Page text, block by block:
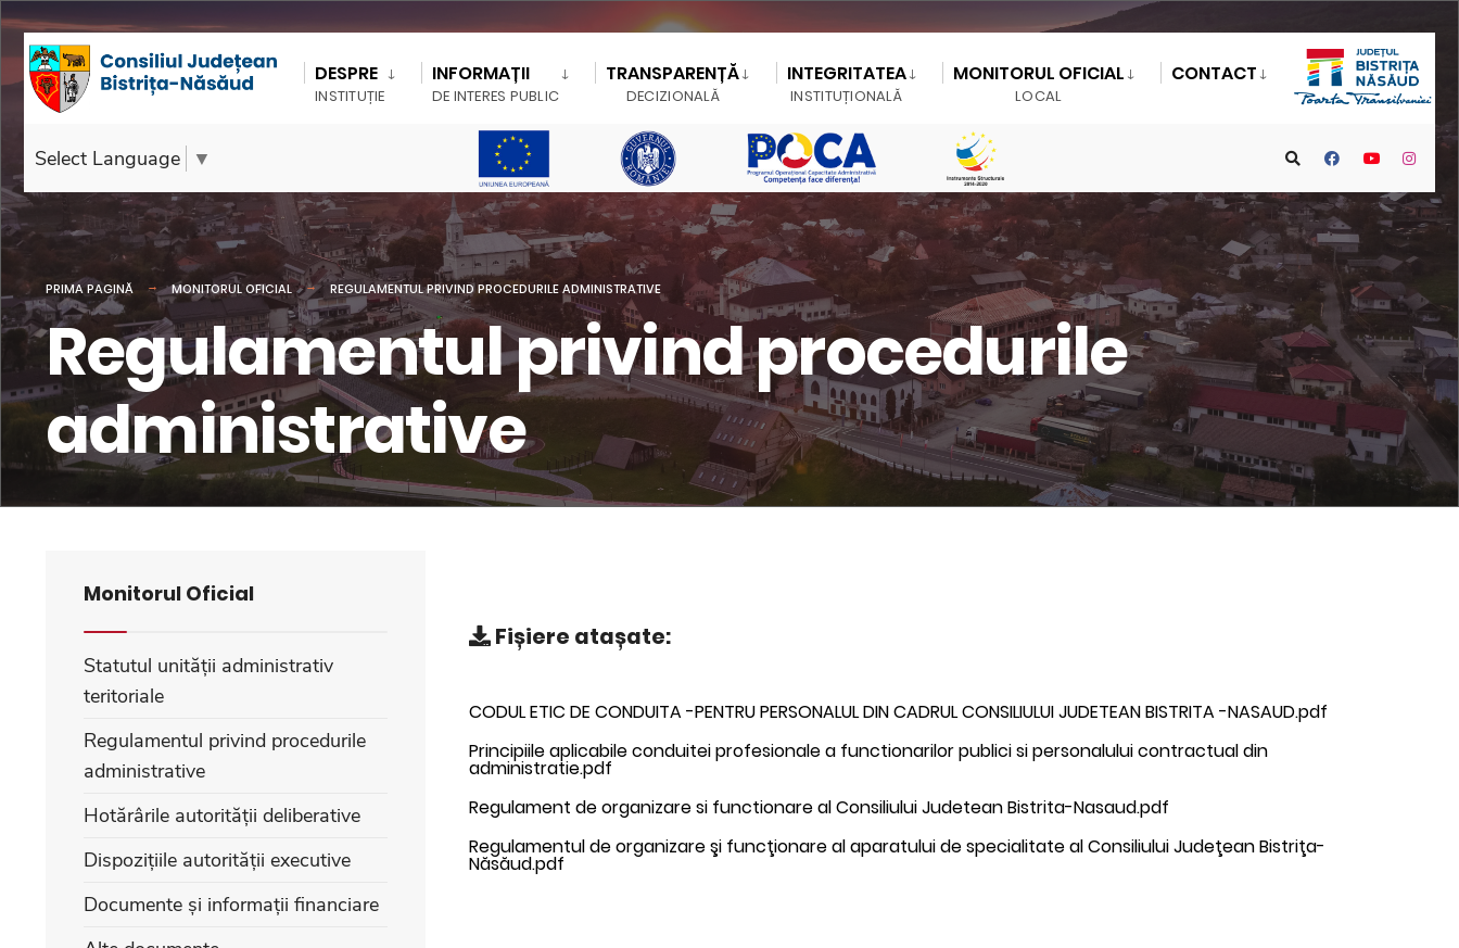
DESPRE
INSTITUȚIE
INFORMAȚII
DE INTERES PUBLIC
TRANSPARENȚĂ
DECIZIONALĂ
INTEGRITATEA
INSTITUȚIONALĂ
MONITORUL OFICIAL
LOCAL
CONTACT
Select Language ▼
PRIMA PAGINĂ MONITORUL OFICIAL REGULAMENTUL PRIVIND PROCEDURILE ADMINISTRATIVE
Regulamentul privind procedurile
administrative
Fișiere atașate:
CODUL ETIC DE CONDUITA -PENTRU PERSONALUL DIN CADRUL CONSILIULUI JUDETEAN BISTRITA -NASAUD.pdf
Principiile aplicabile conduitei profesionale a functionarilor publici si personalului contractual din
administratie.pdf
Regulament de organizare si functionare al Consiliului Judetean Bistrita-Nasaud.pdf
Regulamentul de organizare şi funcţionare al aparatului de specialitate al Consiliului Judeţean Bistriţa-
Năsăud.pdf
Monitorul Oficial
Statutul unității administrativ
teritoriale
Regulamentul privind procedurile
administrative
Hotărârile autorității deliberative
Dispozițiile autorității executive
Documente și informații financiare